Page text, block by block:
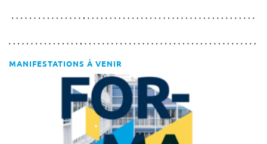
MANIFESTATIONS À VENIR